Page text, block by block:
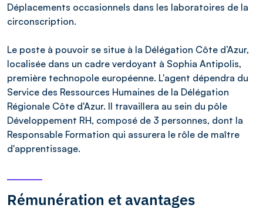
Déplacements occasionnels dans les laboratoires de la
circonscription.
Le poste à pouvoir se situe à la Délégation Côte d’Azur,
localisée dans un cadre verdoyant à Sophia Antipolis,
première technopole européenne. L'agent dépendra du
Service des Ressources Humaines de la Délégation
Régionale Côte d'Azur. Il travaillera au sein du pôle
Développement RH, composé de 3 personnes, dont la
Responsable Formation qui assurera le rôle de maître
d'apprentissage.
Rémunération et avantages